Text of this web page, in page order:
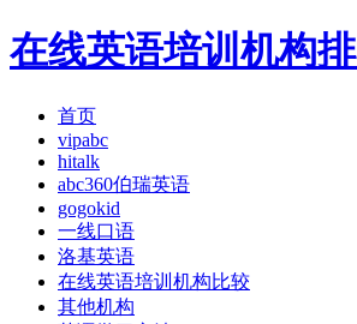
在线英语培训机构
首页
vipabc
hitalk
abc360伯瑞英语
gogokid
一线口语
洛基英语
在线英语培训机构比较
其他机构